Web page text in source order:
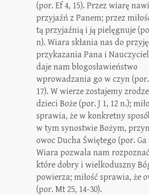
(por. Ef 4, 15). Przez wiarę
przyjaźń z Panem; przez
tą przyjaźnią i ją pielęgnuje
n). Wiara skłania nas do
przykazania Pana i
daje nam błogosławieństwo
wprowadzania go w czyn (por.
17). W wierze zostajemy
dzieci Boże (por. J 1, 12 n.);
sprawia, że w konkretny
w tym synostwie Bożym,
owoc Ducha Świętego (por. Ga
Wiara pozwala nam
które dobry i wielkoduszny
powierza; miłość sprawia, że
(por. Mt 25, 14-30).